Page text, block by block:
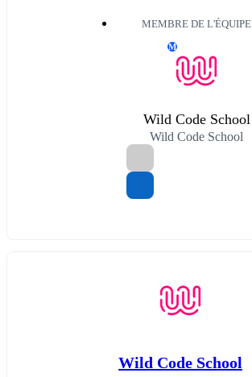
MEMBRE DE L'ÉQUIPE
M
Wild Code School
Wild Code School
Wild Code School